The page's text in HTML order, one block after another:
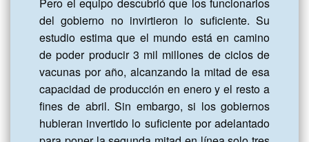
Pero el equipo descubrió que los funcionarios
del gobierno no invirtieron lo suficiente. Su
estudio estima que el mundo está en camino
de poder producir 3 mil millones de ciclos de
vacunas por año, alcanzando la mitad de esa
capacidad de producción en enero y el resto a
fines de abril. Sin embargo, si los gobiernos
hubieran invertido lo suficiente por adelantado